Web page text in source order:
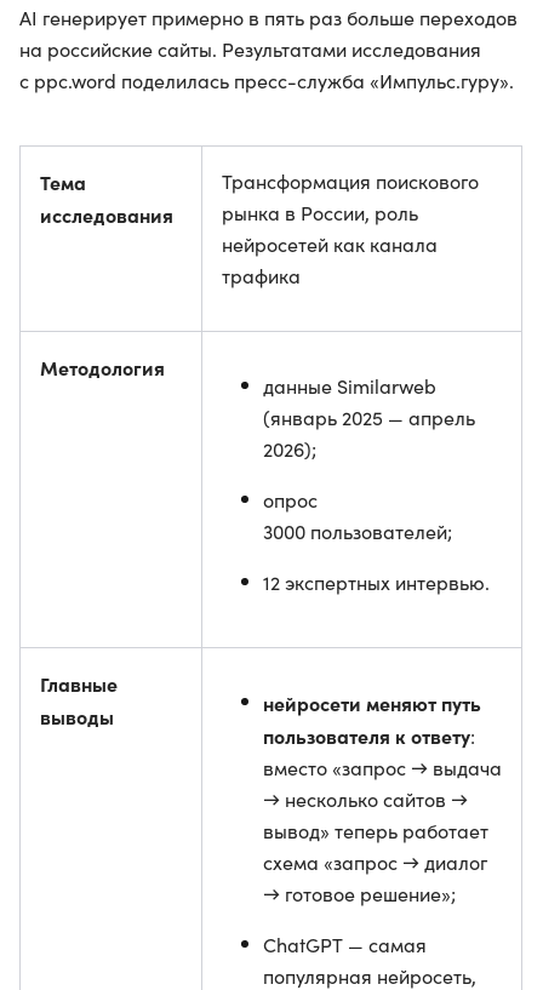
AI генерирует примерно в пять раз больше переходов
на российские сайты. Результатами исследования
с ppc.word поделилась пресс-служба «Импульс.гуру».
Тема
исследования
Трансформация поискового
рынка в России, роль
нейросетей как канала
трафика
Методология
данные Similarweb
(январь 2025 — апрель
2026);
опрос
3000 пользователей;
12 экспертных интервью.
Главные
выводы
нейросети меняют путь
пользователя к ответу:
вместо «запрос → выдача
→ несколько сайтов →
вывод» теперь работает
схема «запрос → диалог
→ готовое решение»;
ChatGPT — самая
популярная нейросеть,